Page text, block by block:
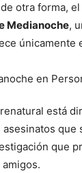
otra forma,
Medianoche,
únicamente
está
que
que